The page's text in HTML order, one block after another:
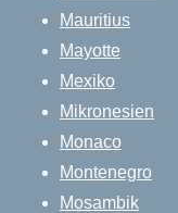
Mauritius
Mayotte
Mexiko
Mikronesien
Monaco
Montenegro
Mosambik